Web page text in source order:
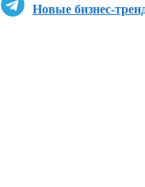
Новые бизнес-